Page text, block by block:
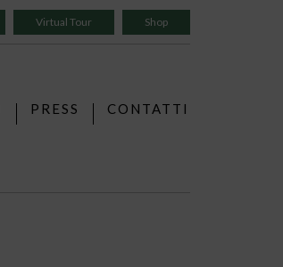
Virtual Tour Shop
PRESS CONTATTI